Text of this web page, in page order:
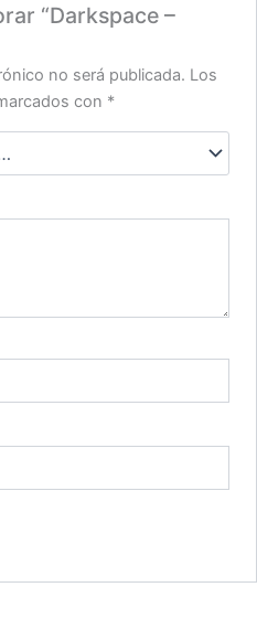
“Darkspace –
no será publicada. Los
con *